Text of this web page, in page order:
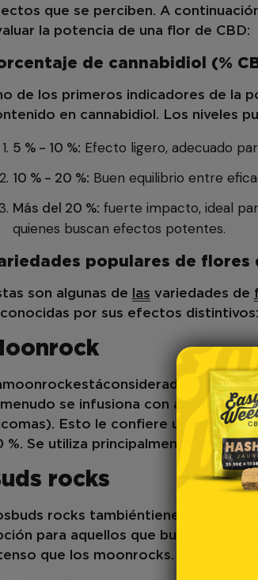
que se perciben. A
la potencia de una flor de CBD:
de cannabidiol (%
de los primeros indicadores de la
en cannabidiol. Los niveles
5 % - 10 %: Efecto ligero, adecuado
10 % - 20 %: Buen equilibrio entre
Más del 20 %: fuerte impacto, ideal
quienes buscan efectos potentes.
populares de flores
son algunas de las variedades de
por sus efectos distintivos:
moonrockestáconsiderada como una
se infusiona con aceite de
Esto le confiere un
%. Se utiliza principalmente con
rocks
buds rocks tambiéntienen
un alto
para aquellos que buscan algo
que los moonrocks. Su